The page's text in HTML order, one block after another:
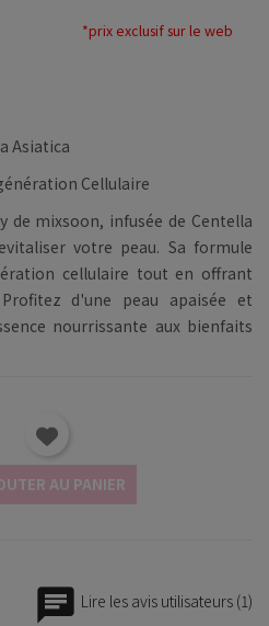
*prix exclusif sur le web
Asiatica
Cellulaire
de mixsoon, infusée de Centella
votre peau. Sa formule
cellulaire tout en offrant
d'une peau apaisée et
nourrissante aux bienfaits
AU PANIER
Lire les avis utilisateurs (1)